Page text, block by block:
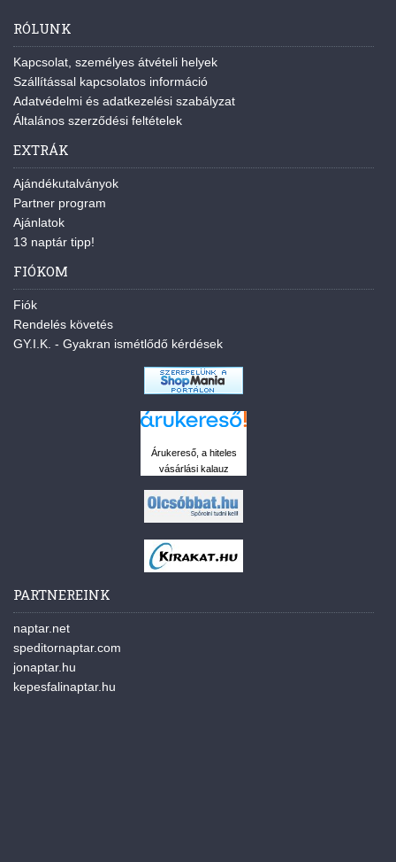
RÓLUNK
Kapcsolat, személyes átvételi helyek
Szállítással kapcsolatos információ
Adatvédelmi és adatkezelési szabályzat
Általános szerződési feltételek
EXTRÁK
Ajándékutalványok
Partner program
Ajánlatok
13 naptár tipp!
FIÓKOM
Fiók
Rendelés követés
GY.I.K. - Gyakran ismétlődő kérdések
Árukereső, a hiteles
vásárlási kalauz
PARTNEREINK
naptar.net
speditornaptar.com
jonaptar.hu
kepesfalinaptar.hu